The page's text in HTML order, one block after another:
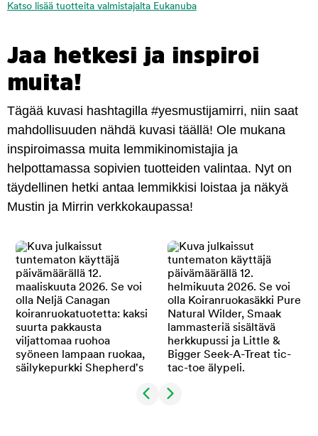
Katso lisää tuotteita valmistajalta Eukanuba
Jaa hetkesi ja inspiroi
muita!
Tägää kuvasi hashtagilla #yesmustijamirri, niin saat
mahdollisuuden nähdä kuvasi täällä! Ole mukana
inspiroimassa muita lemmikinomistajia ja
helpottamassa sopivien tuotteiden valintaa. Nyt on
täydellinen hetki antaa lemmikkisi loistaa ja näkyä
Mustin ja Mirrin verkkokaupassa!